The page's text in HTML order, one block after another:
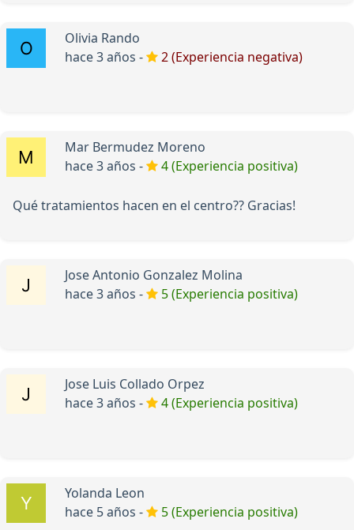
Olivia Rando
hace 3 años -
2 (Experiencia negativa)
Mar Bermudez Moreno
hace 3 años -
4 (Experiencia positiva)
Qué tratamientos hacen en el centro?? Gracias!
Jose Antonio Gonzalez Molina
hace 3 años -
5 (Experiencia positiva)
Jose Luis Collado Orpez
hace 3 años -
4 (Experiencia positiva)
Yolanda Leon
hace 5 años -
5 (Experiencia positiva)